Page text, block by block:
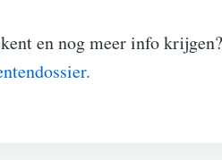
en nog meer info